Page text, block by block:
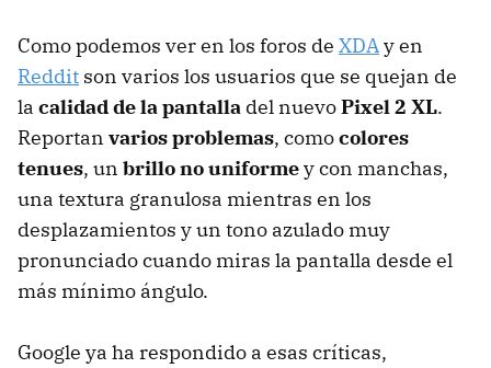
Como podemos ver en los foros de XDAy en
Reddit son varios los usuarios que se quejan de
la calidad de la pantalla del nuevoPixel 2 XL.
Reportan varios problemas, comocolores
tenues, un brillo no uniformey con manchas,
una textura granulosa mientras en los
desplazamientos y un tono azulado muy
pronunciado cuando miras la pantalla desde el
más mínimo ángulo.
Google ya ha respondido a esas críticas,